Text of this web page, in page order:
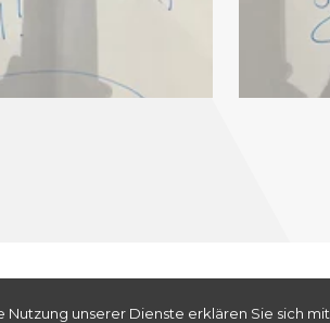
Seelsorgeraum Sarnen